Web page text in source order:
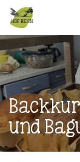
Zum Inhalt springen
und